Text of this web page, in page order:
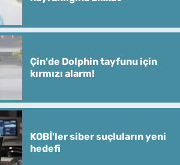
Çin'de Dolphin tayfunu için
kırmızı alarm!
KOBİ'ler siber suçluların yeni
hedefi